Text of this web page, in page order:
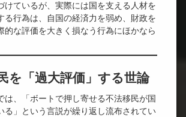
けているが、実際には国を支える人材を
る行為は、自国の経済力を弱め、財政を
的な評価を大きく損なう行為にほかなら
を「過大評価」する世論
は、「ボートで押し寄せる不法移民が国
る」という言説が繰り返し流布されてい